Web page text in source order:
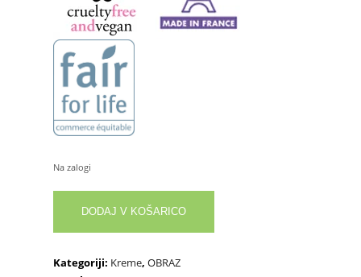
Na zalogi
obraz
količina
DODAJ V KOŠARICO
Kategoriji: Kreme, OBRAZ